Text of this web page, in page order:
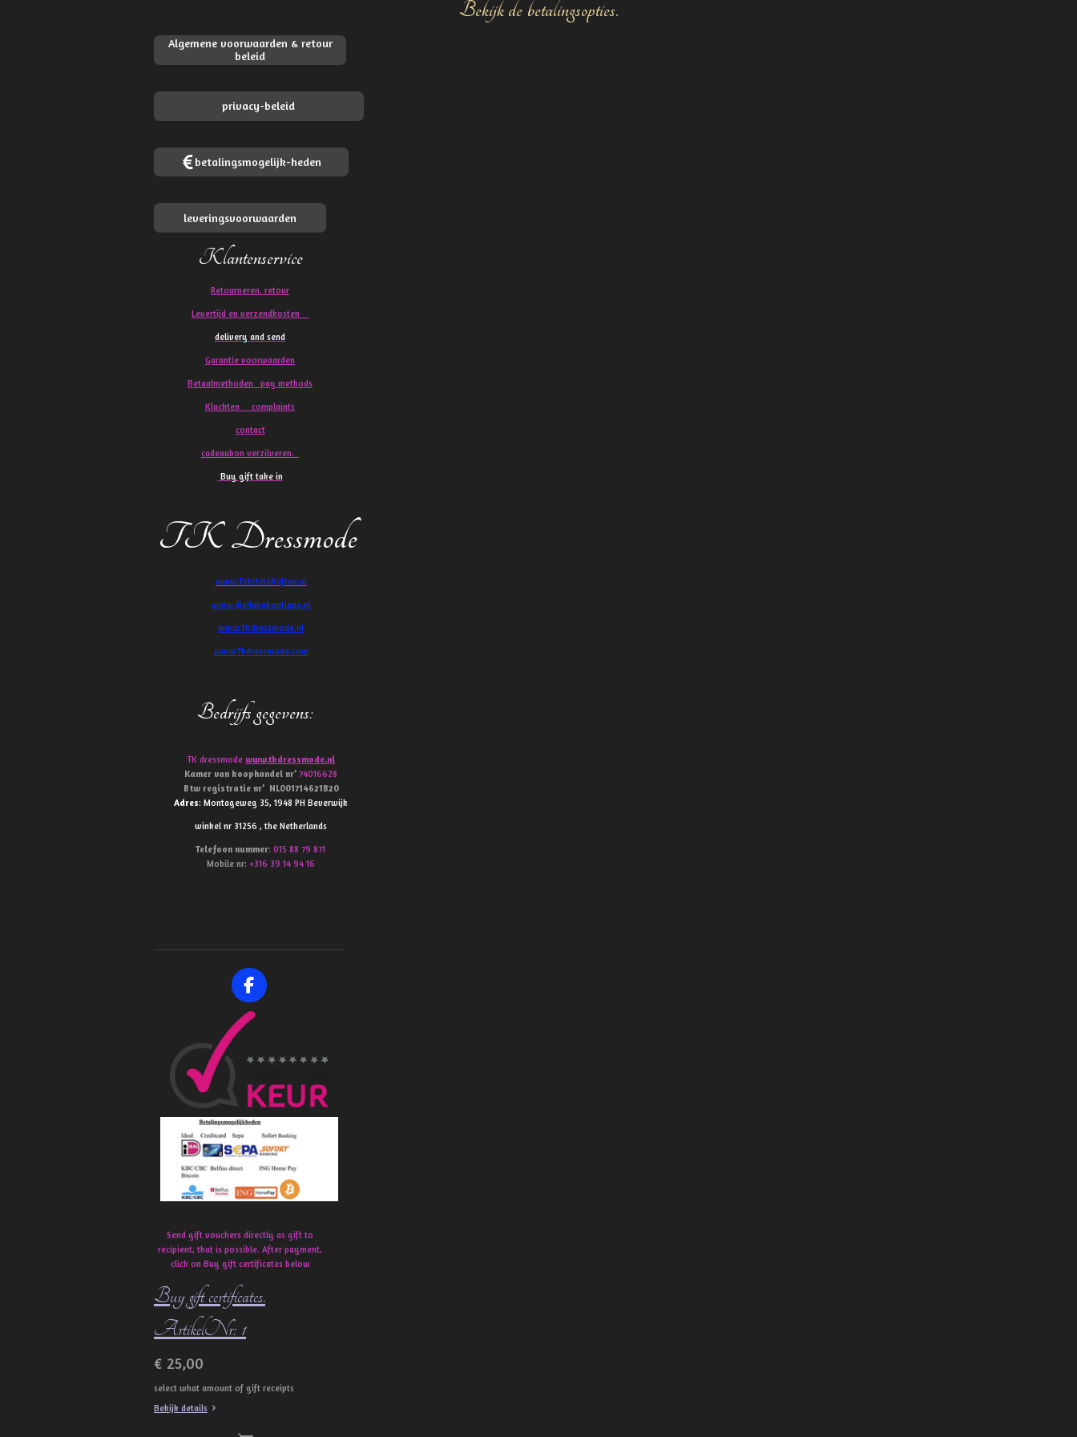
Bekijk de betalingsopties.
Algemene voorwaarden & retour
beleid
privacy-beleid
betalingsmogelijk-heden
leveringsvoorwaarden
Klantenservice
Retourneren. retour
Levertijd en verzendkosten
delivery and send
Garantie voorwaarden
Betaalmethoden pay methods
Klachten complaints
contact
cadeaubon verzilveren.
Buy gift take in
TK Dressmode
www.TakchitaKaftan.nl
www.djellababoutique.nl
www.TKdressmode.nl
www.Tkdressmode.com
Bedrijfs gegevens:
TK dressmode www.tkdressmode.nl
Kamer van koophandelnr’ 74016628
Btw registratie nr’ NL001714621B20
Adres: Montageweg 35, 1948 PH Beverwijk
winkel nr 31256 , the Netherlands
Telefoon nummer: 015 88 79 871
Mobile nr: +316 39 14 94 16
F
a
c
b
o
k
Send gift vouchers directly as gift to
recipient, that is possible. After payment,
click on Buy gift certificates below
Buy gift certificates.
ArtikelNr: 1
€ 25,00
select what amount of gift receipts
Bekijk details